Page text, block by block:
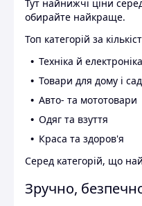
Тут найнижчі ціни
обирайте найкраще.
Топ категорій за
Техніка й електроніка
Товари для дому і
Авто- та мототовари
Одяг та взуття
Краса та здоров'я
Серед категорій, що
Зручно,